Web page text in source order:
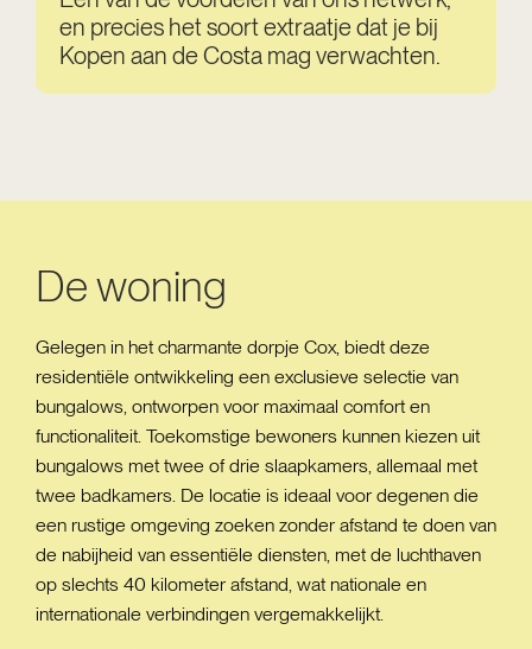
en precies het soort extraatje dat je bij
Kopen aan de Costa mag verwachten.
De woning
Gelegen in het charmante dorpje Cox, biedt deze
residentiële ontwikkeling een exclusieve selectie van
bungalows, ontworpen voor maximaal comfort en
functionaliteit. Toekomstige bewoners kunnen kiezen uit
bungalows met twee of drie slaapkamers, allemaal met
twee badkamers. De locatie is ideaal voor degenen die
een rustige omgeving zoeken zonder afstand te doen van
de nabijheid van essentiële diensten, met de luchthaven
op slechts 40 kilometer afstand, wat nationale en
internationale verbindingen vergemakkelijkt.